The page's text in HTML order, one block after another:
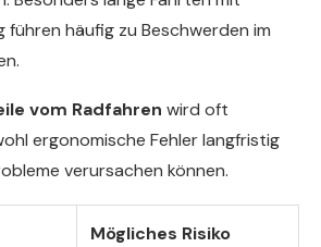
häufig zu Beschwerden im
vom Radfahren wird oft
ergonomische Fehler langfristig
verursachen können.
Mögliches Risiko